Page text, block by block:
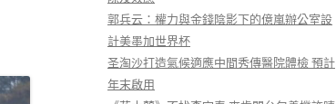
郭兵云：權力與金錢陰影下的億嵐辦公室設
計美墨加世界杯
圣淘沙打造氣候適應中間秀傳醫院體檢 預計
年末啟用